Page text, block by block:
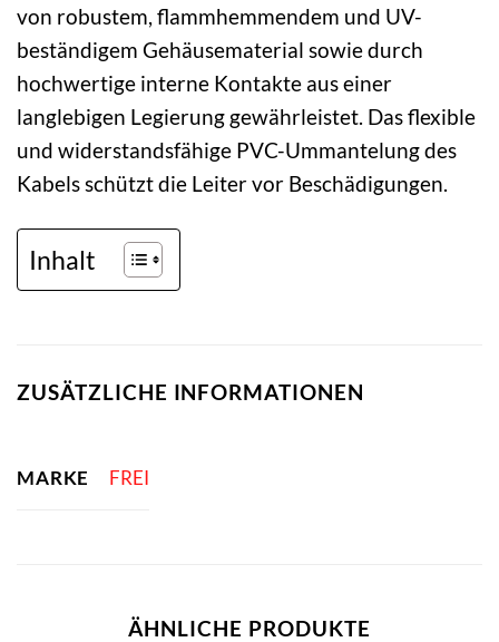
von robustem, flammhemmendem und UV-
beständigem Gehäusematerial sowie durch
hochwertige interne Kontakte aus einer
langlebigen Legierung gewährleistet. Das flexible
und widerstandsfähige PVC-Ummantelung des
Kabels schützt die Leiter vor Beschädigungen.
Inhalt
ZUSÄTZLICHE INFORMATIONEN
MARKE FREI
ÄHNLICHE PRODUKTE